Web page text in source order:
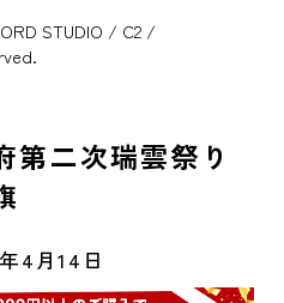
STUDIO / C2 /
第二次瑞雲祭り
4月14日